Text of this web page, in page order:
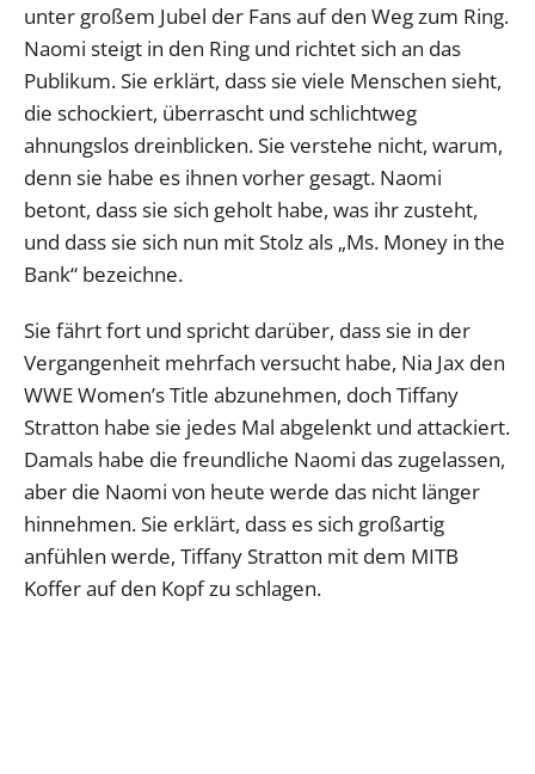
unter großem Jubel der Fans auf den Weg zum Ring.
Naomi steigt in den Ring und richtet sich an das
Publikum. Sie erklärt, dass sie viele Menschen sieht,
die schockiert, überrascht und schlichtweg
ahnungslos dreinblicken. Sie verstehe nicht, warum,
denn sie habe es ihnen vorher gesagt. Naomi
betont, dass sie sich geholt habe, was ihr zusteht,
und dass sie sich nun mit Stolz als „Ms. Money in the
Bank“ bezeichne.
Sie fährt fort und spricht darüber, dass sie in der
Vergangenheit mehrfach versucht habe, Nia Jax den
WWE Women’s Title abzunehmen, doch Tiffany
Stratton habe sie jedes Mal abgelenkt und attackiert.
Damals habe die freundliche Naomi das zugelassen,
aber die Naomi von heute werde das nicht länger
hinnehmen. Sie erklärt, dass es sich großartig
anfühlen werde, Tiffany Stratton mit dem MITB
Koffer auf den Kopf zu schlagen.